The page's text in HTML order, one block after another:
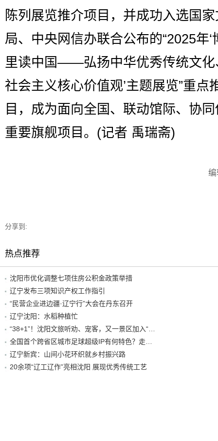
陈列展览推介项目，并成功入选国
局、中央网信办联合公布的“2025年‘
里读中国——弘扬中华优秀传统文化
社会主义核心价值观’主题展览”重点
目，成为面向全国、联动馆际、协
重要旗舰项目。(记者 禹瑞斋)
分享到:
热点推荐
沈阳市优化调整七项住房公积金政策举措
辽宁发布三项知识产权工作指引
“民营企业进边疆·辽宁行”大会在丹东召开
辽宁沈阳：水稻种植忙
辽宁新宾：山间小花环织就乡村振兴路
20余项“辽工辽作”亮相沈阳 展现优秀传统工艺